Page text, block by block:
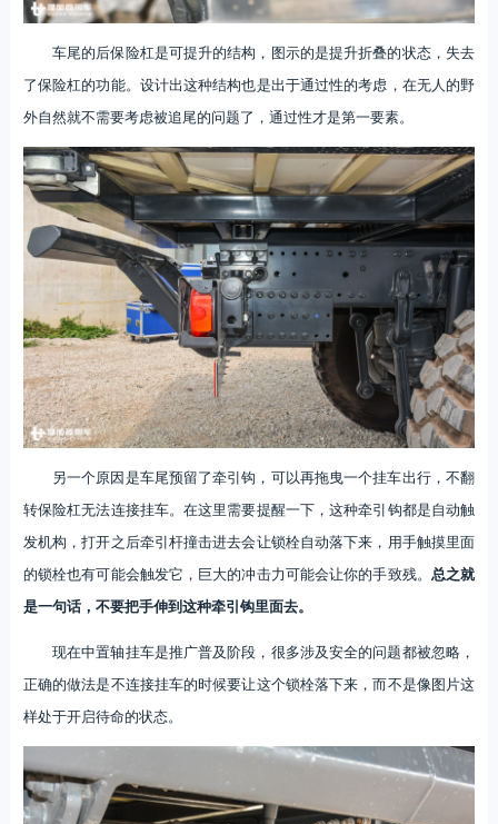
车尾的后保险杠是可提升的结构，图示的是提升折叠的状态，失去
了保险杠的功能。设计出这种结构也是出于通过性的考虑，在无人的野
外自然就不需要考虑被追尾的问题了，通过性才是第一要素。
另一个原因是车尾预留了牵引钩，可以再拖曳一个挂车出行，不翻
转保险杠无法连接挂车。在这里需要提醒一下，这种牵引钩都是自动触
发机构，打开之后牵引杆撞击进去会让锁栓自动落下来，用手触摸里面
的锁栓也有可能会触发它，巨大的冲击力可能会让你的手致残。 总之就
是一句话，不要把手伸到这种牵引钩里面去。
现在中置轴挂车是推广普及阶段，很多涉及安全的问题都被忽略，
正确的做法是不连接挂车的时候要让这个锁栓落下来，而不是像图片这
样处于开启待命的状态。